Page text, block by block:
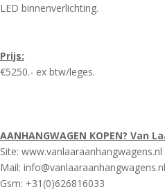
LED binnenverlichting.
Prijs:
€5250.- ex btw/leges.
AANHANGWAGEN KOPEN? Van
Site: www.vanlaaraanhangwagens.nl
Mail: info@vanlaaraanhangwagens.nl
Gsm: +31(0)626816033